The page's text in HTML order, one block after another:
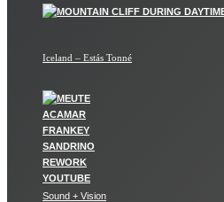
Iceland – Estás Tonné
Sound + Vision